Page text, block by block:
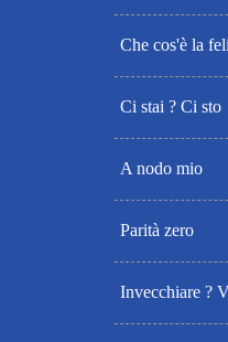
Che cos'è la
Ci stai ? Ci sto
A nodo mio
Parità zero
Invecchiare ?